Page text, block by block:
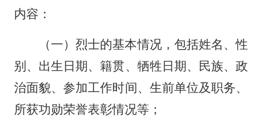
内容：
（一）烈士的基本情况，包括姓名、性
别、出生日期、籍贯、牺牲日期、民族、政
治面貌、参加工作时间、生前单位及职务、
所获功勋荣誉表彰情况等；